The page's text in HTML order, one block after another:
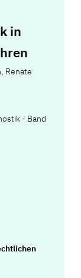
in
, Renate
- Band